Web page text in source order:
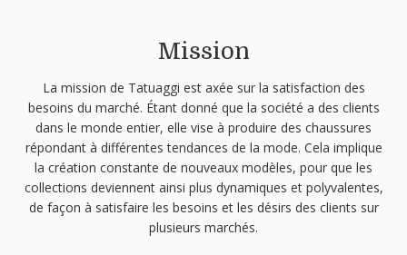
Mission
La mission de Tatuaggi est axée sur la satisfaction des
besoins du marché. Étant donné que la société a des clients
dans le monde entier, elle vise à produire des chaussures
répondant à différentes tendances de la mode. Cela implique
la création constante de nouveaux modèles, pour que les
collections deviennent ainsi plus dynamiques et polyvalentes,
de façon à satisfaire les besoins et les désirs des clients sur
plusieurs marchés.